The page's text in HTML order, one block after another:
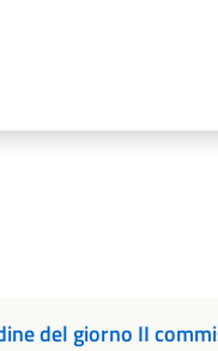
del giorno II